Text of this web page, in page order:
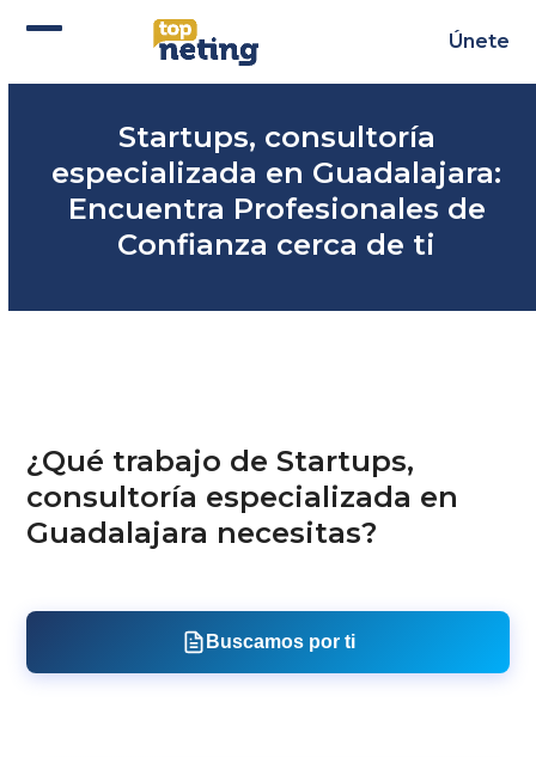
Únete
Startups, consultoría
especializada en Guadalajara:
Encuentra Profesionales de
Confianza cerca de ti
¿Qué trabajo de Startups,
consultoría especializada en
Guadalajara necesitas?
Buscamos por ti